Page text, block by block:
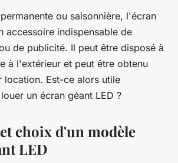
ou saisonnière, l'écran
accessoire indispensable de
de publicité. Il peut être disposé à
à l'extérieur et peut être obtenu
location. Est-ce alors utile
un écran géant LED ?
choix d'un modèle
LED